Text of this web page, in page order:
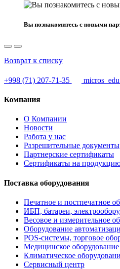
Вы познакомитесь с новыми
Возврат к списку
+998 (71) 207-71-35
Компания
О Компании
Новости
Работа у нас
Разрешительные документы
Партнерские сертификаты
Сертификаты на
Поставка оборудования
Печатное и постпечатное
ИБП, батареи,
Весовое и измерительное
Оборудование
POS-системы, торговое
Медицинское
Климатическое
Сервисный центр